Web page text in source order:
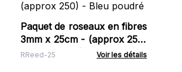
Paquet de roseaux en fibres
3mm x 25cm - (approx 250)
- Bleu poudré
RReed-25 Voir les détails